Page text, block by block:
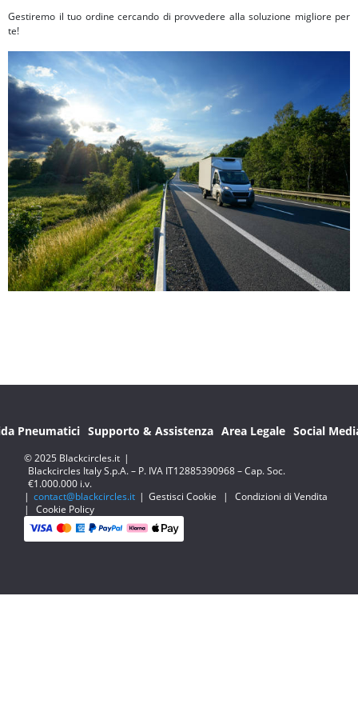
Gestiremo il tuo ordine cercando di provvedere alla soluzione migliore per
te!
Pneumatici Supporto & Assistenza Area Legale Social
© 2025 Blackcircles.it |
Blackcircles Italy S.p.A. – P. IVA IT12885390968 – Cap. Soc.
€1.000.000 i.v.
| contact@blackcircles.it | Gestisci Cookie |
Condizioni di Vendita
|
Cookie Policy